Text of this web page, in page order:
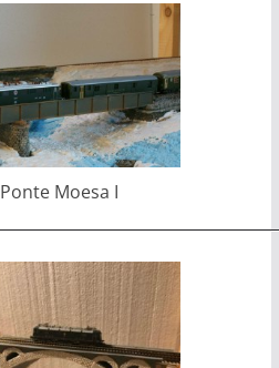
Ponte Moesa I